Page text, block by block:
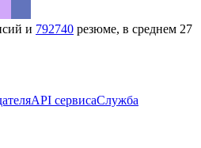
и 792740 резюме, в среднем 27
API сервисаСлужба